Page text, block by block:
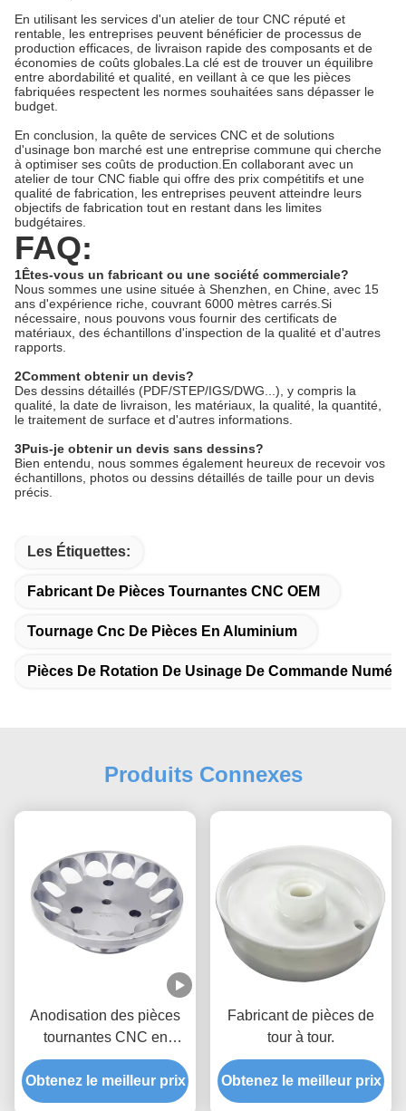
En utilisant les services d'un atelier de tour CNC réputé et
rentable, les entreprises peuvent bénéficier de processus de
production efficaces, de livraison rapide des composants et de
économies de coûts globales.La clé est de trouver un équilibre
entre abordabilité et qualité, en veillant à ce que les pièces
fabriquées respectent les normes souhaitées sans dépasser le
budget.
En conclusion, la quête de services CNC et de solutions
d'usinage bon marché est une entreprise commune qui cherche
à optimiser ses coûts de production.En collaborant avec un
atelier de tour CNC fiable qui offre des prix compétitifs et une
qualité de fabrication, les entreprises peuvent atteindre leurs
objectifs de fabrication tout en restant dans les limites
budgétaires.
FAQ:
1Êtes-vous un fabricant ou une société commerciale?
Nous sommes une usine située à Shenzhen, en Chine, avec 15
ans d'expérience riche, couvrant 6000 mètres carrés.Si
nécessaire, nous pouvons vous fournir des certificats de
matériaux, des échantillons d'inspection de la qualité et d'autres
rapports.
2Comment obtenir un devis?
Des dessins détaillés (PDF/STEP/IGS/DWG...), y compris la
qualité, la date de livraison, les matériaux, la qualité, la quantité,
le traitement de surface et d'autres informations.
3Puis-je obtenir un devis sans dessins?
Bien entendu, nous sommes également heureux de recevoir vos
échantillons, photos ou dessins détaillés de taille pour un devis
précis.
Les Étiquettes:
Fabricant De Pièces Tournantes CNC OEM
Tournage Cnc De Pièces En Aluminium
Pièces De Rotation De Usinage De Commande
Produits Connexes
Anodisation des pièces
tournantes CNC en
aluminium usinage
personnalisé 5 axes
fraisage CNC
Obtenez le meilleur prix
Fabricant de pièces de
tour à tour.
Obtenez le meilleur prix